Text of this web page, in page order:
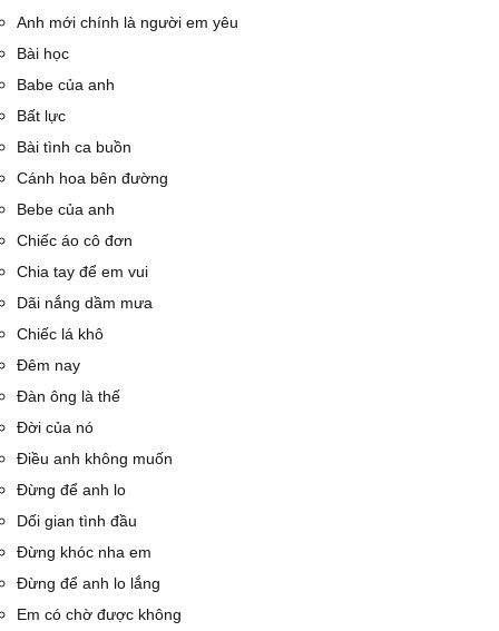
Anh mới chính là người em yêu
Bài học
Babe của anh
Bất lực
Bài tình ca buồn
Cánh hoa bên đường
Bebe của anh
Chiếc áo cô đơn
Chia tay để em vui
Dãi nắng dầm mưa
Chiếc lá khô
Đêm nay
Đàn ông là thế
Đời của nó
Điều anh không muốn
Đừng để anh lo
Dối gian tình đầu
Đừng khóc nha em
Đừng để anh lo lắng
Em có chờ được không